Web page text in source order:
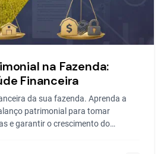
na Fazenda:
Financeira
da sua fazenda. Aprenda a
patrimonial para tomar
e garantir o crescimento do